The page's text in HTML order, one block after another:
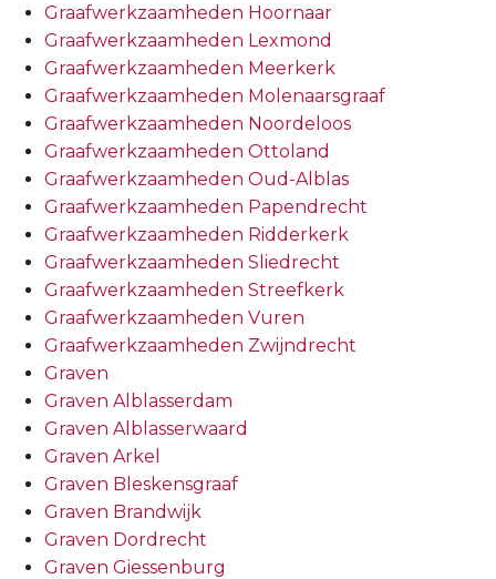
Graafwerkzaamheden Hoornaar
Graafwerkzaamheden Lexmond
Graafwerkzaamheden Meerkerk
Graafwerkzaamheden Molenaarsgraaf
Graafwerkzaamheden Noordeloos
Graafwerkzaamheden Ottoland
Graafwerkzaamheden Oud-Alblas
Graafwerkzaamheden Papendrecht
Graafwerkzaamheden Ridderkerk
Graafwerkzaamheden Sliedrecht
Graafwerkzaamheden Streefkerk
Graafwerkzaamheden Vuren
Graafwerkzaamheden Zwijndrecht
Graven
Graven Alblasserdam
Graven Alblasserwaard
Graven Arkel
Graven Bleskensgraaf
Graven Brandwijk
Graven Dordrecht
Graven Giessenburg